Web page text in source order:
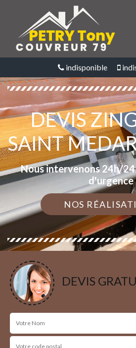
indisponible
DEVIS
SAINT
Nous intervenons 24h/
d'urgence
NOS
DEVIS